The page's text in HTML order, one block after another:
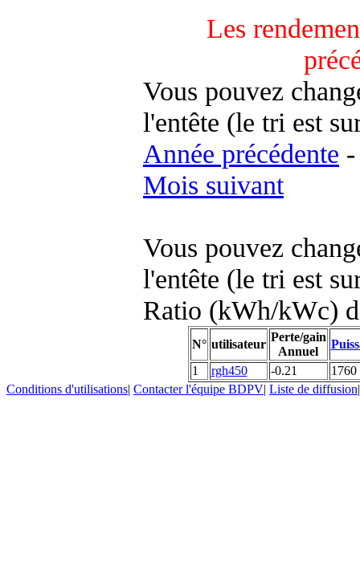
Les
Vous pouvez
l'entête (le tri est
Année précédente -
Mois suivant
Vous pouvez
l'entête (le tri est
Ratio (kWh/kWc)
N° utilisateur
Perte/gain
Annuel
1
rgh450 -0.21
1760
Conditions d'utilisations| Contacter l'équipe BDPV| Liste de diffusion